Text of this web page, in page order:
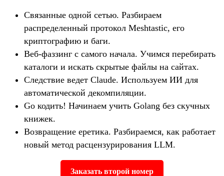
Связанные одной сетью. Разбираем
распределенный протокол Meshtastic, его
криптографию и баги.
Веб-фаззинг с самого начала. Учимся перебирать
каталоги и искать скрытые файлы на сайтах.
Следствие ведет Claude. Используем ИИ для
автоматической декомпиляции.
Go кодить! Начинаем учить Golang без скучных
книжек.
Возвращение еретика. Разбираемся, как работает
новый метод расцензурирования LLM.
Заказать второй номер